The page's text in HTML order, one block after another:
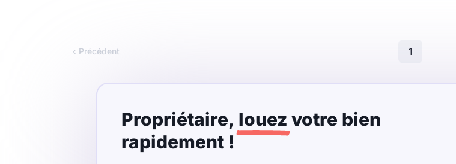
Résidence étudiante
Non meublé
‹ Précédent 1
Propriétaire, louez votre bien
rapidement !